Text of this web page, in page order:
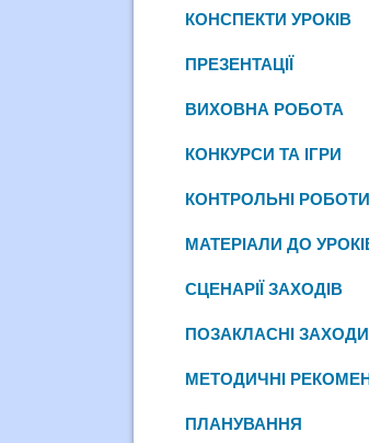
КОНСПЕКТИ УРОКІВ
ПРЕЗЕНТАЦІЇ
ВИХОВНА РОБОТА
КОНКУРСИ ТА ІГРИ
КОНТРОЛЬНІ РОБОТИ
МАТЕРІАЛИ ДО
СЦЕНАРІЇ ЗАХОДІВ
ПОЗАКЛАСНІ ЗАХОДИ
МЕТОДИЧНІ
ПЛАНУВАННЯ